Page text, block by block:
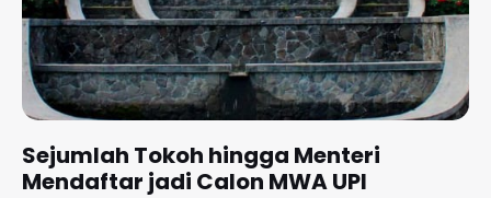
Sejumlah Tokoh hingga Menteri
Mendaftar jadi Calon MWA UPI